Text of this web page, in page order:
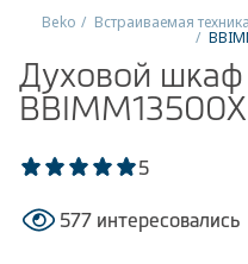
Холодильники и
Стиральные и
Посудомоечные
Плиты
Beko Встраиваемая техника
Духовой шкаф
5
577 интересовались